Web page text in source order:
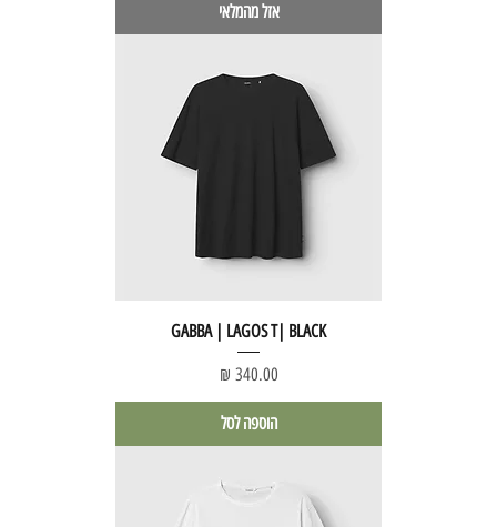
אזל מהמלאי
GABBA | LAGOS T| BLACK
מחיר
הוספה לסל